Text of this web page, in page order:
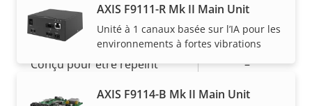
Entrée de câble
Pigtail: SMA
Connector
Conçu pour être repeint –
Matériau du boîtier Aluminum
AXIS F9111-R Mk II Main Unit
Unité à 1 canaux basée sur l’IA pour les
environnements à fortes vibrations
AXIS F9114-B Mk II Main Unit